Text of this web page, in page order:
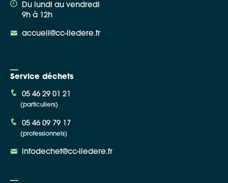
Du lundi au vendredi
9h à 12h
accueil@cc-iledere.fr
Service déchets
05 46 29 01 21
(particuliers)
05 46 09 79 17
(professionnels)
infodechet@cc-iledere.fr